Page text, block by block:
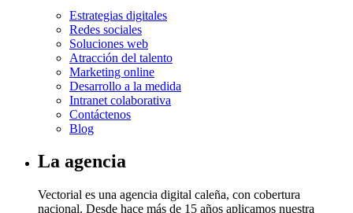
Estrategias digitales
Redes sociales
Soluciones web
Atracción del talento
Marketing online
Desarrollo a la medida
Intranet colaborativa
Contáctenos
Blog
La agencia
Vectorial es una agencia digital caleña, con cobertura
nacional. Desde hace más de 15 años aplicamos nuestra